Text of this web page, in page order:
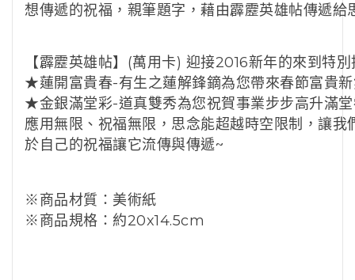
想傳遞的祝福，親筆題字， 藉由霹靂英雄帖傳遞給
【霹靂英雄帖】(萬用卡) 迎接2016新年的來到特
★蓮開富貴春-有生之蓮解鋒鏑為您帶來春節富貴
★金銀滿堂彩-道真雙秀為您祝賀事業步步高升滿
應用無限、祝福無限，思念能超越時空限制，讓我
於自己的祝福讓它流傳與傳遞~
※商品材質：美術紙
※商品規格：約20x14.5cm